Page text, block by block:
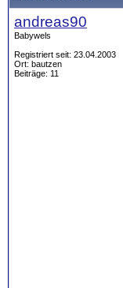
andreas90
Babywels
Registriert seit: 23.04.2003
Ort: bautzen
Beiträge: 11